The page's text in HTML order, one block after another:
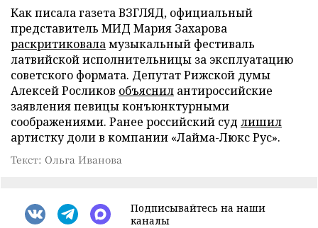
Как писала газета ВЗГЛЯД, официальный
представитель МИД Мария Захарова
раскритиковаламузыкальный фестиваль
латвийской исполнительницы за эксплуатацию
советского формата. Депутат Рижской думы
Алексей Росликов объяснил антироссийские
заявления певицы конъюнктурными
соображениями. Ранее российский суд лишил
артистку доли в компании «Лайма-Люкс Рус».
Текст: Ольга Иванова
Подписывайтесь на наши
каналы